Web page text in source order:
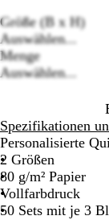
Größe (B x H)
Auswählen...
Menge
Auswählen...
Spezifikationen
Personalisierte
2 Größen
80 g/m² Papier
Vollfarbdruck
50 Sets mit je 3